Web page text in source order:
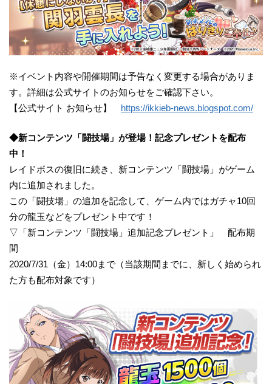
※イベント内容や開催期間は予告なく変更する場合がありま
す。詳細は公式サイトのお知らせをご確認下さい。
【公式サイト お知らせ】 https://ikkieb-news.blogspot.com/
◆新コンテンツ「闘技場」が登場！記念プレゼントを配布
中！
レイドボスの復旧に続き、新コンテンツ「闘技場」がゲーム
内に追加されました。
この「闘技場」の追加を記念して、ゲーム内ではガチャ10回
分の龍玉などをプレゼント中です！
▽「新コンテンツ「闘技場」追加記念プレゼント」 配布期
間
2020/7/31（金）14:00まで（当該期間までに、新しく始められ
た方も配布対象です）